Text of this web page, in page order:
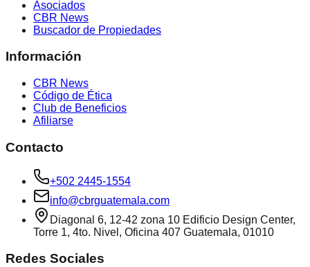
Asociados
CBR News
Buscador de Propiedades
Información
CBR News
Código de Ética
Club de Beneficios
Afiliarse
Contacto
+502 2445-1554
info@cbrguatemala.com
Diagonal 6, 12-42 zona 10 Edificio Design Center,
Torre 1, 4to. Nivel, Oficina 407 Guatemala, 01010
Redes Sociales